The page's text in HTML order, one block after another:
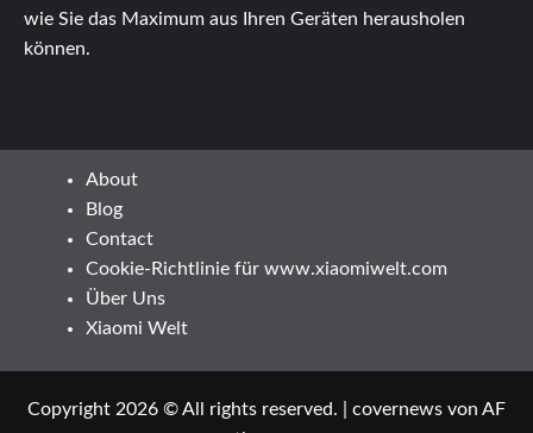
wie Sie das Maximum aus Ihren Geräten herausholen
können.
About
Blog
Contact
Cookie-Richtlinie für www.xiaomiwelt.com
Über Uns
Xiaomi Welt
Copyright 2026 © All rights reserved. covernews von AF